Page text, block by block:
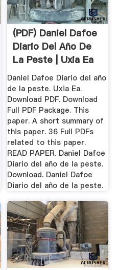
(PDF) Daniel Dafoe
Diario Del Año De
La Peste | Uxia Ea
...
Daniel Dafoe Diario del año
de la peste. Uxia Ea.
Download PDF. Download
Full PDF Package. This
paper. A short summary of
this paper. 36 Full PDFs
related to this paper.
READ PAPER. Daniel Dafoe
Diario del año de la peste.
Download. Daniel Dafoe
Diario del año de la peste.